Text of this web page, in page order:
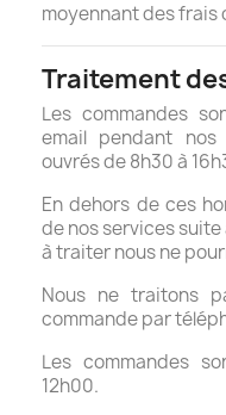
moyennant des frais
Traitement
Les commandes
email pendant
ouvrés de 8h30 à
En dehors de ces
de nos services
à traiter nous ne
Nous ne traitons
commande par
Les commandes
12h00.